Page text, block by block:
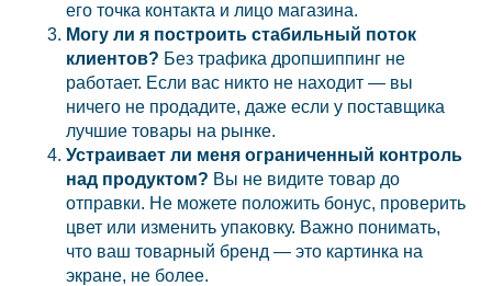
его точка контакта и лицо магазина.
Могу ли я построить стабильный поток
клиентов? Без трафика дропшиппинг не
работает. Если вас никто не находит — вы
ничего не продадите, даже если у поставщика
лучшие товары на рынке.
Устраивает ли меня ограниченный контроль
над продуктом? Вы не видите товар до
отправки. Не можете положить бонус, проверить
цвет или изменить упаковку. Важно понимать,
что ваш товарный бренд — это картинка на
экране, не более.